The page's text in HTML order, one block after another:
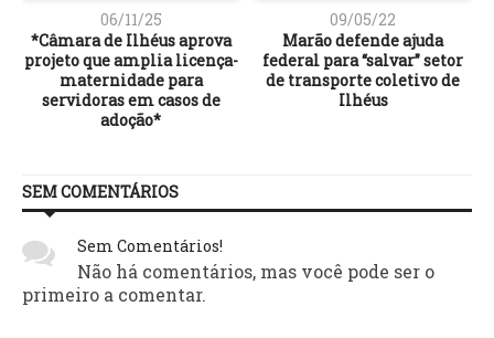
06/11/25
*Câmara de Ilhéus aprova
projeto que amplia licença-
maternidade para
servidoras em casos de
adoção*
09/05/22
Marão defende ajuda
federal para “salvar” setor
de transporte coletivo de
Ilhéus
SEM COMENTÁRIOS
Sem Comentários!
Não há comentários, mas você pode ser o
primeiro a comentar.